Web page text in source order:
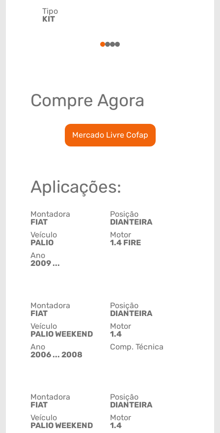
Tipo
KIT
1234
Compre Agora
Mercado Livre Cofap
Aplicações:
Montadora
FIAT
Veículo
PALIO
Ano
2009 ...
Posição
DIANTEIRA
Motor
1.4 FIRE
Montadora
FIAT
Veículo
PALIO WEEKEND
Ano
2006 ... 2008
Posição
DIANTEIRA
Motor
1.4
Comp. Técnica
Montadora
FIAT
Veículo
PALIO WEEKEND
Posição
DIANTEIRA
Motor
1.4